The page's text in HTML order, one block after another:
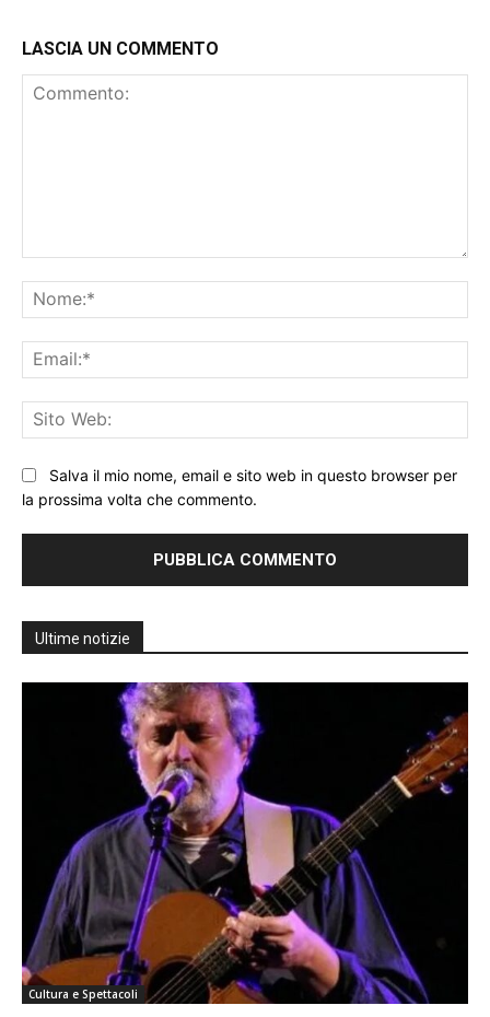
LASCIA UN COMMENTO
Salva il mio nome, email e sito web in questo browser per
la prossima volta che commento.
Ultime notizie
Cultura e Spettacoli